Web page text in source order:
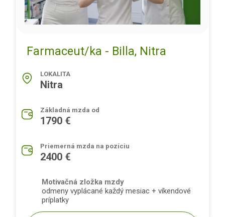
Farmaceut/ka - Billa, Nitra
LOKALITA
Nitra
Základná mzda od
1790 €
Priemerná mzda na pozíciu
2400 €
Motivačná zložka mzdy
odmeny vyplácané každý mesiac + víkendové
príplatky